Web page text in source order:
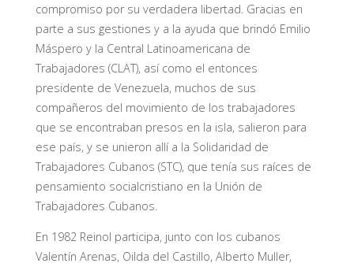
compromiso por su verdadera libertad. Gracias en
parte a sus gestiones y a la ayuda que brindó Emilio
Máspero y la Central Latinoamericana de
Trabajadores (CLAT), así como el entonces
presidente de Venezuela, muchos de sus
compañeros del movimiento de los trabajadores
que se encontraban presos en la isla, salieron para
ese país, y se unieron allí a la Solidaridad de
Trabajadores Cubanos (STC), que tenía sus raíces de
pensamiento socialcristiano en la Unión de
Trabajadores Cubanos.
En 1982 Reinol participa, junto con los cubanos
Valentín Arenas, Oilda del Castillo, Alberto Muller,